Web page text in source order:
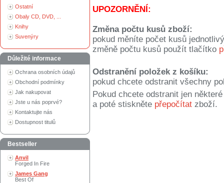
Ostatní
Obaly CD, DVD, ...
Knihy
Suvenýry
Důležité informace
Ochrana osobních údajů
Obchodní podmínky
Jak nakupovat
Jste u nás poprvé?
Kontaktujte nás
Dostupnost titulů
Bestseller
Anvil
Forged In Fire
James Gang
Best Of
UPOZORNĚNÍ:
Změna počtu kusů zboží:
pokud měníte počet kusů
změně počtu kusů použít tlačítko
Odstranění položek z košíku:
pokud chcete odstranit všechny
Pokud chcete odstranit jen
a poté stiskněte přepočítat zboží.